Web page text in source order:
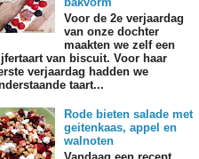
Voor de 2e verjaardag
van onze dochter
maakten we zelf een
van biscuit. Voor haar
verjaardag hadden we
taart...
Rode bieten salade met
geitenkaas, appel en
walnoten